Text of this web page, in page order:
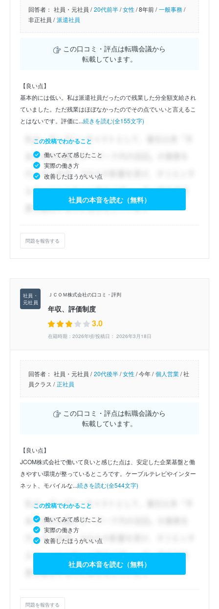
回答者： 社員・元社員 / 20代前半/女性/8年前 / 一般事務/
非正社員 / 派遣社員
この口コミ・評点は転職会議から
転載しています。
【良い点】
基本的には低い。私は派遣社員だったので残業した分全額支給され
ていました。ただ残業はほぼなかったのでその点でいいと言えるこ
とはないです。評価に...続きを読む(全155文字)
この投稿でわかること
働いてみて感じたこと
実際の働き方
改善したほうがいい点
社員の本音を読む（無料）
問題を報告する
ＪＣＯＭ株式会社の口コミ・評判
年収、評価制度
3.0
在籍時期：2026年頃/投稿日： 2026年3月18日
回答者： 社員・元社員 / 20代後半/女性/今年 / 個人営業/社
員クラス / 正社員
この口コミ・評点は転職会議から
転載しています。
【良い点】
JCOM株式会社で働いて良いと感じた点は、安定した企業基盤と働
きやすい環境が整っているところです。ケーブルテレビやインター
ネット、モバイルな...続きを読む(全544文字)
この投稿でわかること
働いてみて感じたこと
実際の働き方
改善したほうがいい点
社員の本音を読む（無料）
問題を報告する